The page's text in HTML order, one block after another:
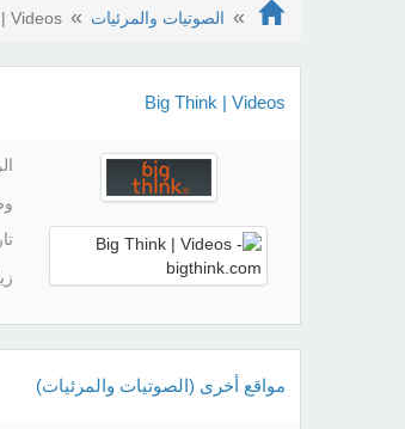
الصوتيات والمرئيات Videos
Big Think | Videos
مواقع أخرى (الصوتيات والمرئيات)